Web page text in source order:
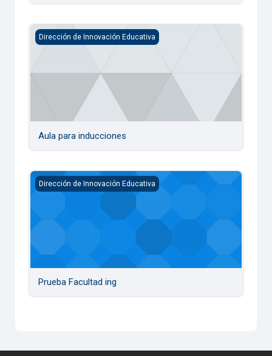
Aula para inducciones
Dirección de Innovación Educativa
Aula para inducciones
Prueba Facultad ing
Dirección de Innovación Educativa
Prueba Facultad ing